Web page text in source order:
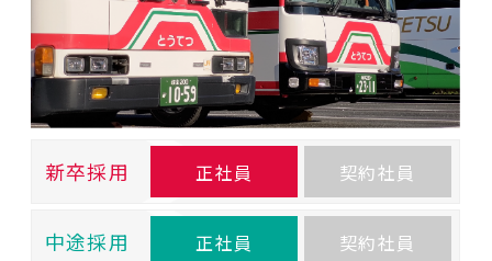
新卒採用 正社員 契約社員
中途採用 正社員 契約社員